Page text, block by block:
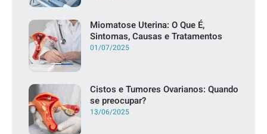
Miomatose Uterina: O Que É,
Sintomas, Causas e Tratamentos
01/07/2025
Cistos e Tumores Ovarianos: Quando
se preocupar?
13/06/2025